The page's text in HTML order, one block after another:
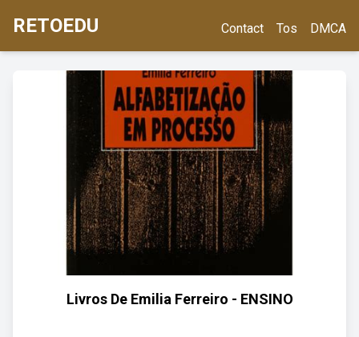
RETOEDU Contact Tos DMCA
Livros De Emilia Ferreiro - ENSINO